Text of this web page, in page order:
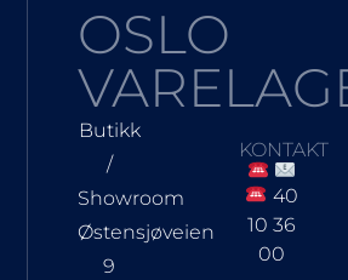
OSLO
Butikk
/
Showroom
Østensjøveien
9
KONTAKT
40
10 36
00